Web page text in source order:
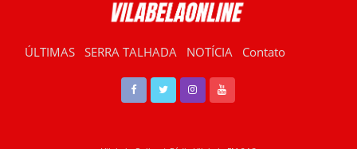
ÚLTIMAS SERRA TALHADA NOTÍCIA Contato